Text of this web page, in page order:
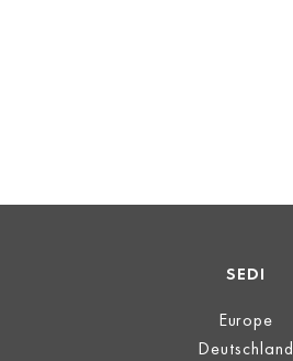
SEDI
Europe
Deutschland